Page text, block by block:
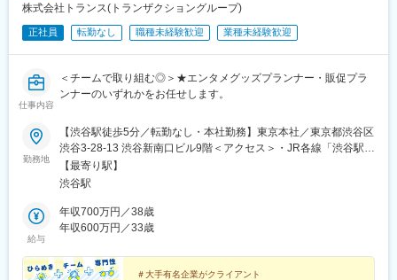
株式会社トランス(トランザクショングループ)
正社員 転勤なし 職種未経験歓迎 業種未経験歓迎
仕事内容
＜チームで取り組む◎＞★エンタメグッズプランナー・販促プラ
ンナーのいずれかをお任せします。
勤務地
【渋谷駅徒歩5分／転勤なし・本社勤務】東京本社／東京都渋谷区
渋谷3-28-13 渋谷新南口ビル9階＜アクセス＞・JR各線「渋谷駅」
新南改札より徒歩5分・東京メトロ「渋谷駅」C2出口より徒歩5分
＜受動喫煙対策＞あり
【最寄り駅】
渋谷駅
給与
年収700万円／38歳
年収600万円／33歳
＃大手有名企業がクライアント